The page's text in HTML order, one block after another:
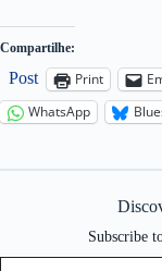
Compartilhe:
Post Print
WhatsApp
Subscribe
Type your email…